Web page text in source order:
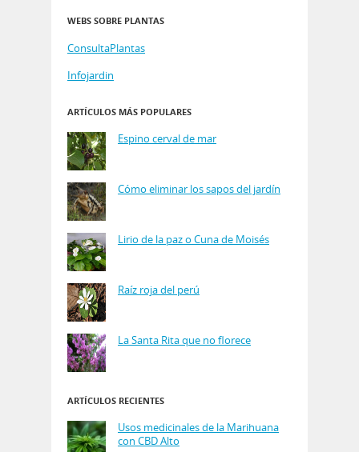
WEBS SOBRE PLANTAS
ConsultaPlantas
Infojardin
ARTÍCULOS MÁS POPULARES
Espino cerval de mar
Cómo eliminar los sapos del jardín
Lirio de la paz o Cuna de Moisés
Raíz roja del perú
La Santa Rita que no florece
ARTÍCULOS RECIENTES
Usos medicinales de la Marihuana
con CBD Alto